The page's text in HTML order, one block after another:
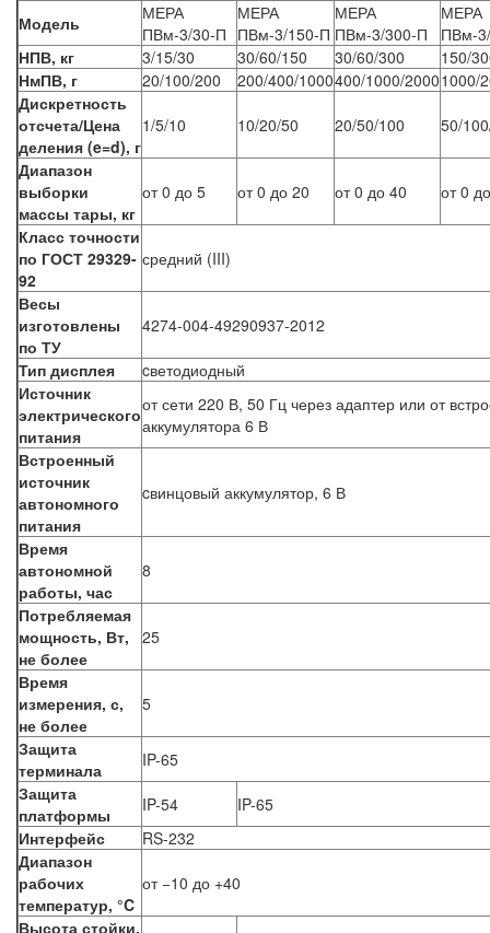
Модель
МЕРА
ПВм-3/30-П
МЕРА
ПВм-3/150-П
МЕРА
ПВм-3/300-П
МЕРА
ПВм-
НПВ, кг
3/15/30 30/60/150 30/60/300
150/
НмПВ, г
20/100/200 200/400/1000400/1000/20001000/
Дискретность
отсчета/Цена
деления (e=d), г
1/5/10 10/20/50 20/50/100 50/
Диапазон
выборки
массы тары, кг
от 0 до 5 от 0 до 20 от 0 до 40 от 0
Класс точности
по ГОСТ 29329-
92
средний (III)
Весы
изготовлены
по ТУ
4274-004-49290937-2012
Тип дисплея
cветодиодный
Источник
электрического
питания
от сети 220 В, 50 Гц через адаптер или от
аккумулятора 6 В
Встроенный
источник
автономного
питания
cвинцовый аккумулятор, 6 В
Время
автономной
работы, час
8
Потребляемая
мощность, Вт,
не более
25
Время
измерения, с,
не более
5
Защита
терминала
IP-65
Защита
платформы
IP-54
IP-65
Интерфейс
RS-232
Диапазон
рабочих
температур, °C
от −10 до +40
Высота стойки,